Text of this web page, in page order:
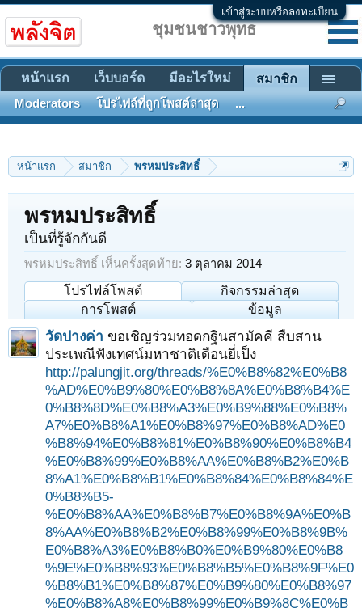
เข้าสู่ระบบหรือลงทะเบียน
หน้าแรก สมาชิก พรหมประสิทธิ์
พรหมประสิทธิ์
เป็นที่รู้จักกันดี
พรหมประสิทธิ์ เห็นครั้งสุดท้าย: 3 ตุลาคม 2014
โปรไฟล์โพสต์
กิจกรรมล่าสุด
การโพสต์
ข้อมูล
วัดปางค่า ขอเชิญร่วมทอดกฐินสามัคคี สืบสาน
ประเพณีฟังเทศน์มหาชาติเดือนยี่เป็ง
http://palungjit.org/threads/%E0%B8%82%E0%B8
%AD%E0%B9%80%E0%B8%8A%E0%B8%B4%E
0%B8%8D%E0%B8%A3%E0%B9%88%E0%B8%
A7%E0%B8%A1%E0%B8%97%E0%B8%AD%E0
%B8%94%E0%B8%81%E0%B8%90%E0%B8%B4
%E0%B8%99%E0%B8%AA%E0%B8%B2%E0%B
8%A1%E0%B8%B1%E0%B8%84%E0%B8%84%E
0%B8%B5-
%E0%B8%AA%E0%B8%B7%E0%B8%9A%E0%B
8%AA%E0%B8%B2%E0%B8%99%E0%B8%9B%
E0%B8%A3%E0%B8%B0%E0%B9%80%E0%B8
%9E%E0%B8%93%E0%B8%B5%E0%B8%9F%E0
%B8%B1%E0%B8%87%E0%B9%80%E0%B8%97
%E0%B8%A8%E0%B8%99%E0%B9%8C%E0%B
ชุมชนชาวพุทธ
หน้าแรก เว็บบอร์ด มีอะไรใหม่ สมาชิก
Moderators โปรไฟล์ที่ถูกโพสต์ล่าสุด ...